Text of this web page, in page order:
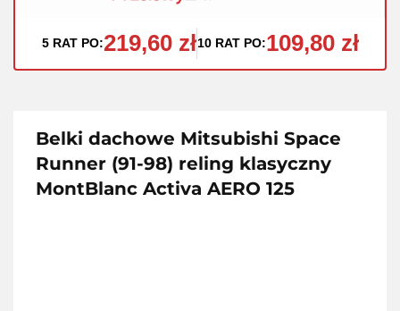
5 RAT PO:219,60 zł10 RAT PO:109,80 zł
Belki dachowe Mitsubishi Space
Runner (91-98) reling klasyczny
MontBlanc Activa AERO 125